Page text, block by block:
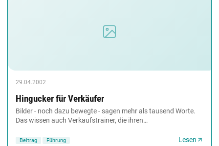
29.04.2002
Hingucker für Verkäufer
Bilder - noch dazu bewegte - sagen mehr als tausend Worte.
Das wissen auch Verkaufstrainer, die ihren
verordnen....
Beitrag Führung Lesen